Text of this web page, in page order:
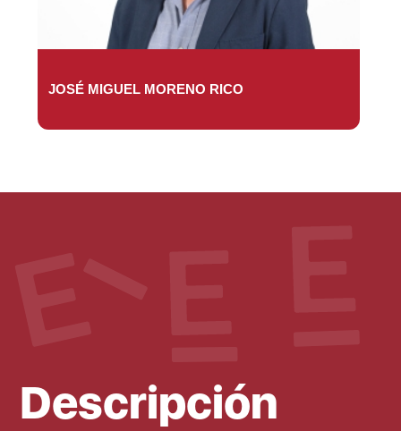
JOSÉ MIGUEL MORENO RICO
Descripción